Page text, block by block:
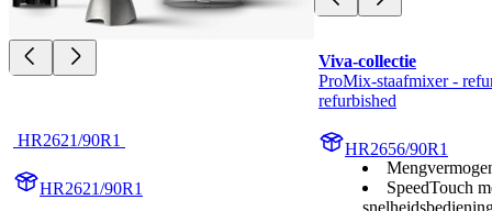
HR2621/90R1
HR2621/90R1
Viva-collectie
ProMix-staafmixer -
refurbished
HR2656/90R1
SpeedTouch